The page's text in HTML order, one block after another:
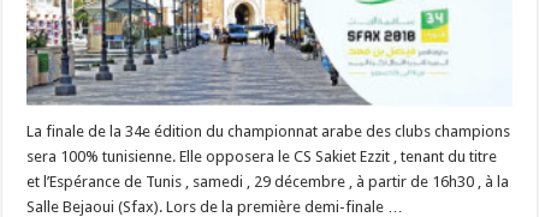
La finale de la 34e édition du championnat arabe des clubs champions
sera 100% tunisienne. Elle opposera le CS Sakiet Ezzit , tenant du titre
et l’Espérance de Tunis , samedi , 29 décembre , à partir de 16h30 , à la
Salle Bejaoui (Sfax). Lors de la première demi-finale …